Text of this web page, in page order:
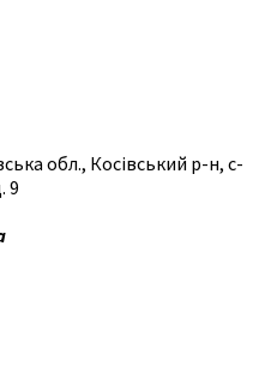
обл., Косівський р-н, с-
9